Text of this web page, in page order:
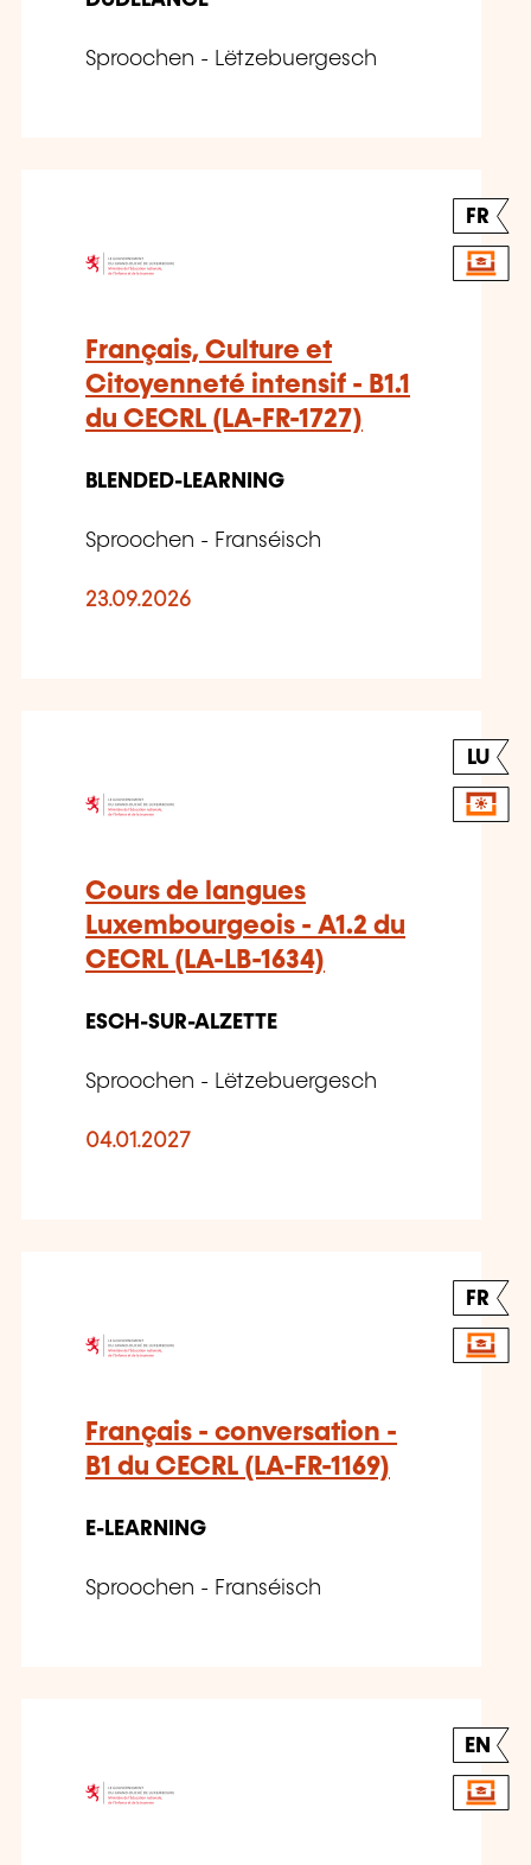
Sproochen - Lëtzebuergesch
FR
Français, Culture et
Citoyenneté intensif - B1.1
du CECRL (LA-FR-1727)
BLENDED-LEARNING
Sproochen - Franséisch
23.09.2026
LU
Cours de langues
Luxembourgeois - A1.2 du
CECRL (LA-LB-1634)
ESCH-SUR-ALZETTE
Sproochen - Lëtzebuergesch
04.01.2027
FR
Français - conversation -
B1 du CECRL (LA-FR-1169)
E-LEARNING
Sproochen - Franséisch
EN